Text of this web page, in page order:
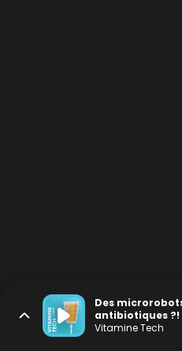
Des
antibiotiques ?!
Vitamine Tech